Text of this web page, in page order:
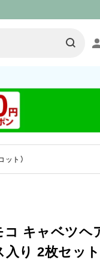
ト）
キャベツヘ
り 2枚セット